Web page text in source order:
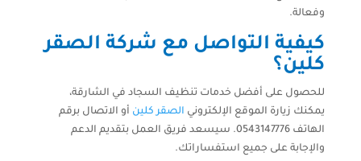
وفعالة.
كيفية التواصل مع شركة الصقر
كلين؟
للحصول على أفضل خدمات تنظيف السجاد في الشارقة،
يمكنك زيارة الموقع الإلكتروني الصقر كلين أو الاتصال برقم
الهاتف 0543147776. سيسعد فريق العمل بتقديم الدعم
والإجابة على جميع استفساراتك.